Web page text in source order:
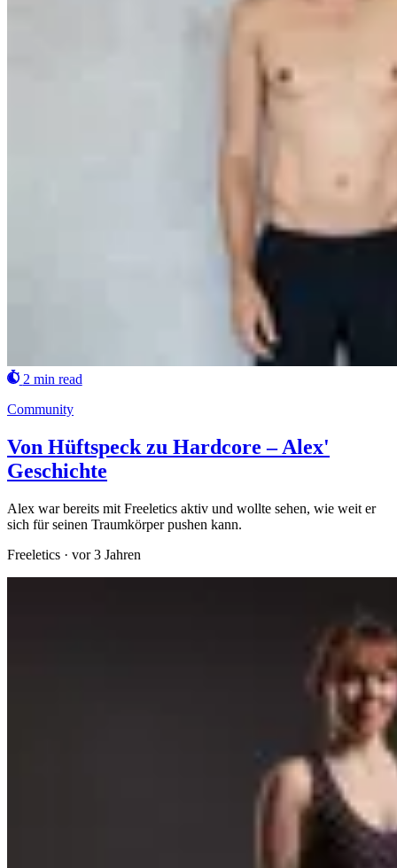
2 min read
Community
Von Hüftspeck zu Hardcore – Alex'
Geschichte
Alex war bereits mit Freeletics aktiv und wollte sehen, wie weit er
sich für seinen Traumkörper pushen kann.
Freeletics · vor 3 Jahren